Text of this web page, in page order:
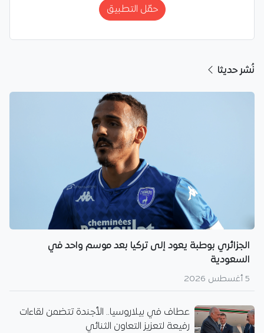
حمّل التطبيق
نُشر حديثا
الجزائري بوطبة يعود إلى تركيا بعد موسم واحد في
السعودية
5 أغسطس 2026
عطاف في بيلاروسيا.. الأجندة تتضمن لقاءات
رفيعة لتعزيز التعاون الثنائي